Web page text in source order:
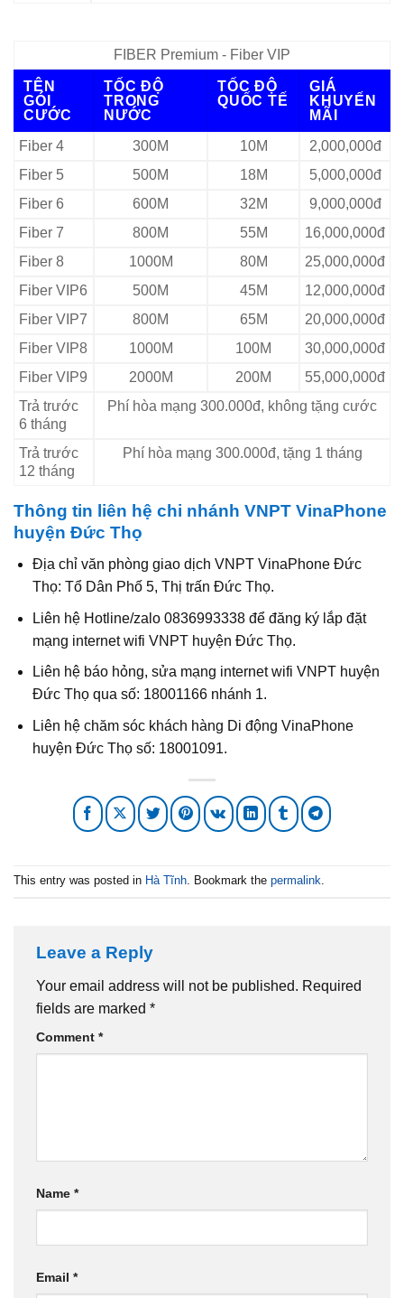
FIBER Premium - Fiber VIP
TÊN
GÓI
CƯỚC
TỐC ĐỘ
TRONG
NƯỚC
TỐC ĐỘ
QUỐC TẾ
GIÁ
KHUYẾN
MÃI
Fiber 4
300M 10M
2,000,000đ
Fiber 5
500M 18M
5,000,000đ
Fiber 6
600M 32M
9,000,000đ
Fiber 7
800M 55M
16,000,000đ
Fiber 8
1000M 80M
25,000,000đ
Fiber VIP6
500M 45M
12,000,000đ
Fiber VIP7
800M 65M
20,000,000đ
Fiber VIP8
1000M 100M
30,000,000đ
Fiber VIP9
2000M 200M
55,000,000đ
Trả trước
6 tháng
Phí hòa mạng 300.000đ, không tặng cước
Trả trước
12 tháng
Phí hòa mạng 300.000đ, tặng 1 tháng
Thông tin liên hệ chi nhánh VNPT VinaPhone
huyện Đức Thọ
Địa chỉ văn phòng giao dịch VNPT VinaPhone Đức
Thọ: Tổ Dân Phố 5, Thị trấn Đức Thọ.
Liên hệ Hotline/zalo 0836993338 để đăng ký lắp đặt
mạng internet wifi VNPT huyện Đức Thọ.
Liên hệ báo hỏng, sửa mạng internet wifi VNPT huyện
Đức Thọ qua số: 18001166 nhánh 1.
Liên hệ chăm sóc khách hàng Di động VinaPhone
huyện Đức Thọ số: 18001091.
This entry was posted in Hà Tĩnh. Bookmark the permalink.
Leave a Reply
Your email address will not be published. Required
fields are marked *
Comment *
Name *
Email *